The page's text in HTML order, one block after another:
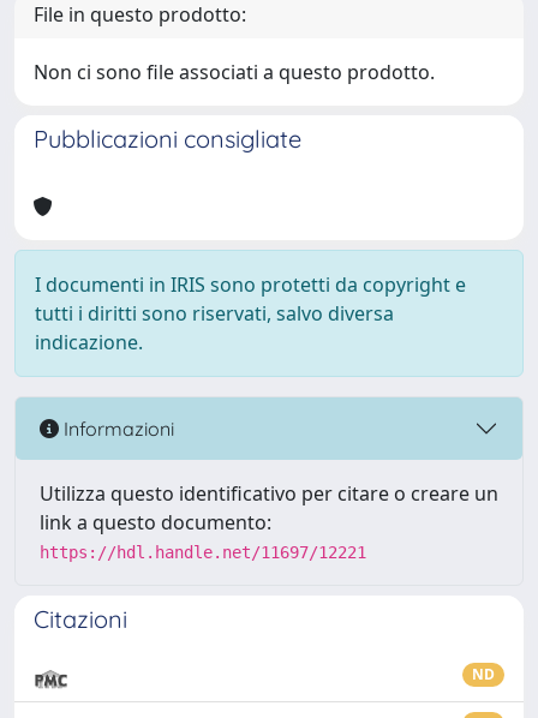
File in questo prodotto:
Non ci sono file associati a questo prodotto.
Pubblicazioni consigliate
I documenti in IRIS sono protetti da copyright e
tutti i diritti sono riservati, salvo diversa
indicazione.
Informazioni
Utilizza questo identificativo per citare o creare un
link a questo documento:
https://hdl.handle.net/11697/12221
Citazioni
ND